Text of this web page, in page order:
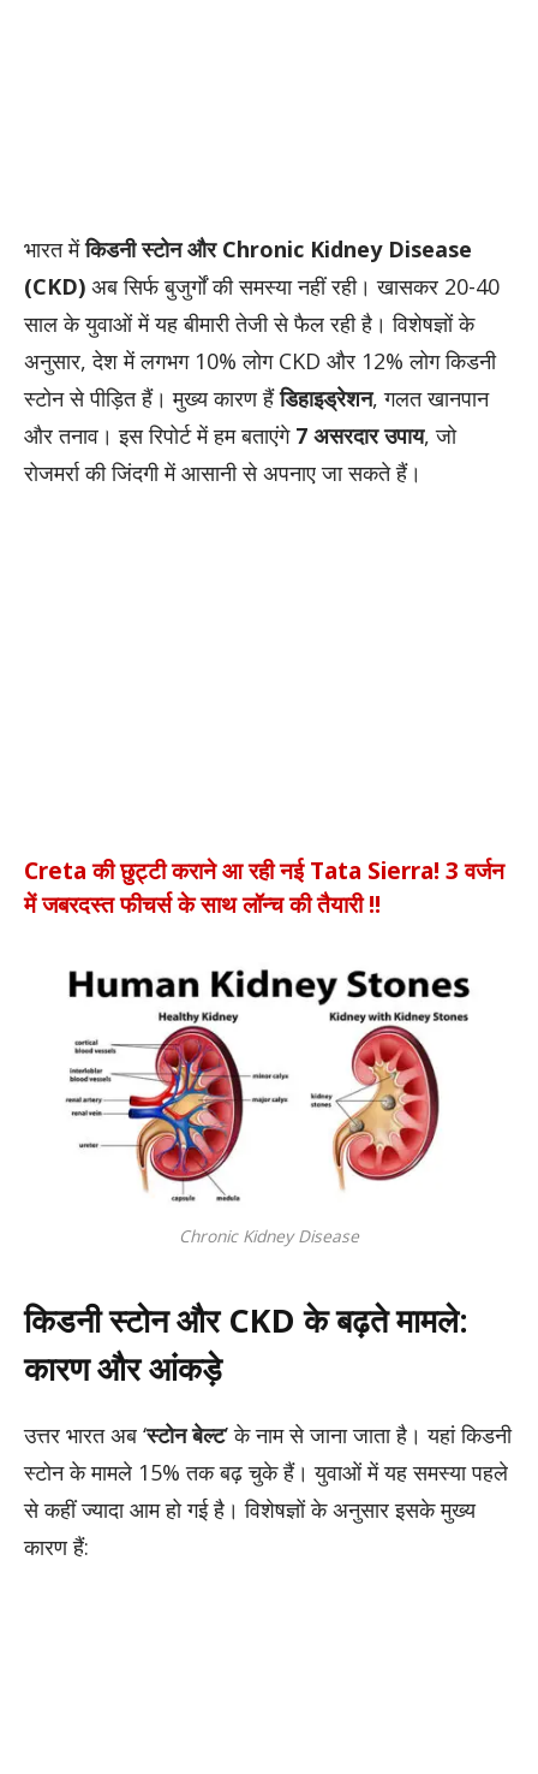
भारत मेंकिडनी स्टोन और Chronic Kidney Disease
(CKD) अब सिर्फ बुजुर्गों की समस्या नहीं रही। खासकर 20-40
साल के युवाओं में यह बीमारी तेजी से फैल रही है। विशेषज्ञों के
अनुसार, देश में लगभग 10% लोग CKD और 12% लोग किडनी
स्टोन से पीड़ित हैं। मुख्य कारण हैंडिहाइड्रेशन, गलत खानपान
और तनाव। इस रिपोर्ट में हम बताएंगे 7 असरदार उपाय, जो
रोजमर्रा की जिंदगी में आसानी से अपनाए जा सकते हैं।
Creta की छुट्टी कराने आ रही नई Tata Sierra! 3 वर्जन
में जबरदस्त फीचर्स के साथ लॉन्च की तैयारी !!
Chronic Kidney Disease
किडनी स्टोन और CKD के बढ़ते मामले:
कारण और आंकड़े
उत्तर भारत अब ‘स्टोन बेल्ट’ के नाम से जाना जाता है। यहां किडनी
स्टोन के मामले 15% तक बढ़ चुके हैं। युवाओं में यह समस्या पहले
से कहीं ज्यादा आम हो गई है। विशेषज्ञों के अनुसार इसके मुख्य
कारण हैं: